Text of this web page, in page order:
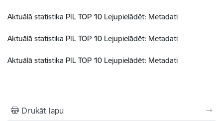
Aktuālā statistika PIL TOP 10 Lejupielādēt: Metadati
Aktuālā statistika PIL TOP 10 Lejupielādēt: Metadati
Aktuālā statistika PIL TOP 10 Lejupielādēt: Metadati
Drukāt lapu